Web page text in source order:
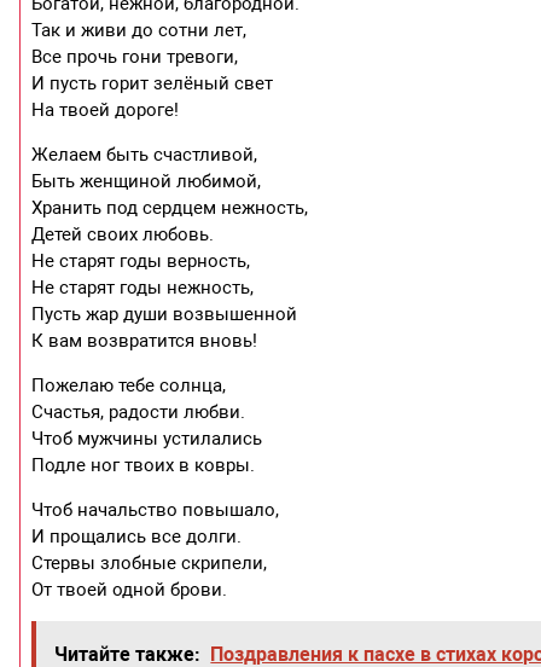
Так и живи до сотни лет,
Все прочь гони тревоги,
И пусть горит зелёный свет
Hа твоей дороге!
Желаем быть счастливой,
Быть женщиной любимой,
Хранить под сердцем нежность,
Детей своих любовь.
Hе старят годы верность,
Hе старят годы нежность,
Пусть жар души возвышенной
К вам возвратится вновь!
Пожелаю тебе солнца,
Счастья, радости любви.
Чтоб мужчины устилались
Подле ног твоих в ковры.
Чтоб начальство повышало,
И прощались все долги.
Стервы злобные скрипели,
От твоей одной брови.
Читайте также: Поздравления к пасхе в стихах